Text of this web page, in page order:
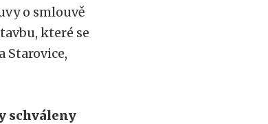
o smlouvě
které se
Starovice,
schváleny